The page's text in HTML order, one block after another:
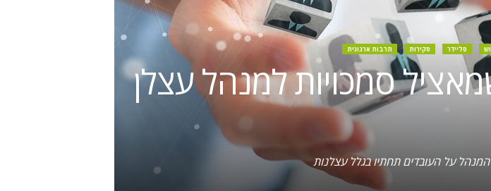
סליידר סקירות תרבות ארגונית
סמכויות למנהל עצלן
על העובדים תחתיו בגלל עצלנות